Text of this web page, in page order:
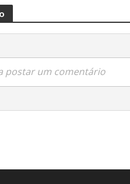
postar um comentário